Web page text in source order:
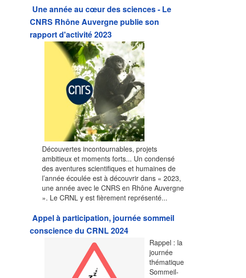
Une année au cœur des sciences - Le
CNRS Rhône Auvergne publie son
rapport d'activité 2023
Découvertes incontournables, projets
ambitieux et moments forts... Un condensé
des aventures scientifiques et humaines de
l’année écoulée est à découvrir dans « 2023,
une année avec le CNRS en Rhône Auvergne
». Le CRNL y est fièrement représenté...
Appel à participation, journée sommeil
conscience du CRNL 2024
Rappel : la
journée
thématique
Sommeil-